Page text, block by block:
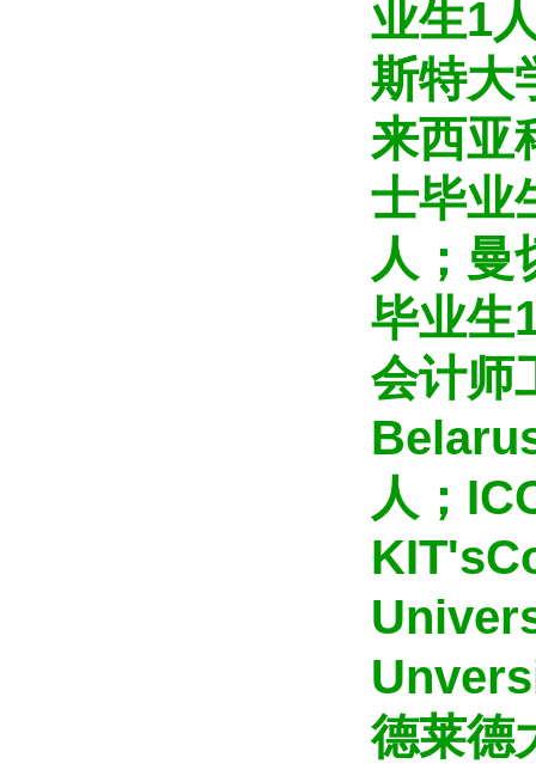
业生1
斯特大
来西亚
士毕业
人；曼
毕业生
会计师
人；
德莱德